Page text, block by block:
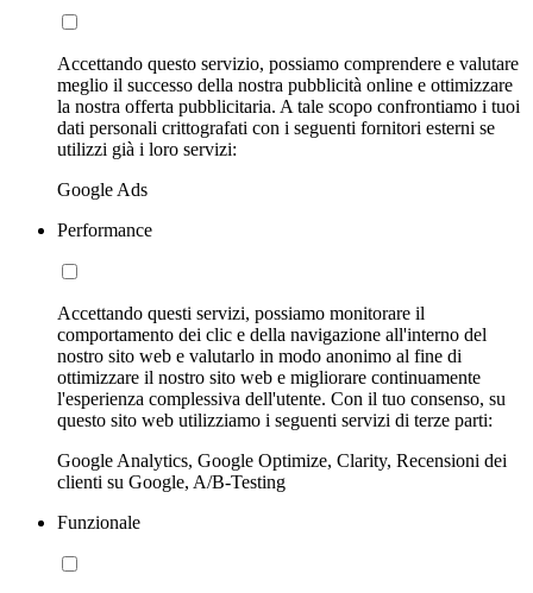
Accettando questo servizio, possiamo comprendere e valutare
meglio il successo della nostra pubblicità online e ottimizzare
la nostra offerta pubblicitaria. A tale scopo confrontiamo i tuoi
dati personali crittografati con i seguenti fornitori esterni se
utilizzi già i loro servizi:
Google Ads
Performance
Accettando questi servizi, possiamo monitorare il
comportamento dei clic e della navigazione all'interno del
nostro sito web e valutarlo in modo anonimo al fine di
ottimizzare il nostro sito web e migliorare continuamente
l'esperienza complessiva dell'utente. Con il tuo consenso, su
questo sito web utilizziamo i seguenti servizi di terze parti:
Google Analytics, Google Optimize, Clarity, Recensioni dei
clienti su Google, A/B-Testing
Funzionale